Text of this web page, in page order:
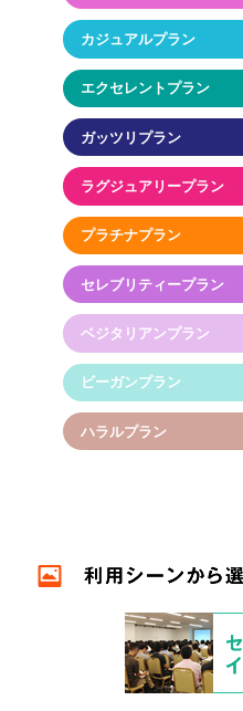
カジュアルプラン
エクセレントプラン
ガッツリプラン
ラグジュアリープラン
プラチナプラン
セレブリティープラン
ベジタリアンプラン
ビーガンプラン
ハラルプラン